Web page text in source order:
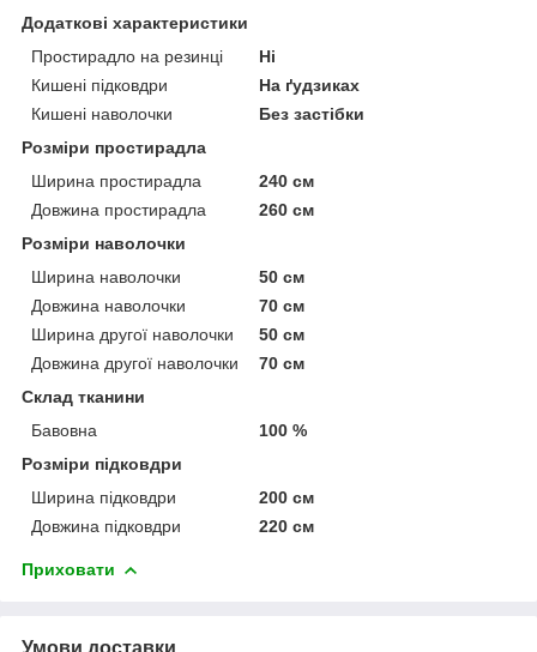
Додаткові характеристики
Простирадло на резинці
Ні
Кишені підковдри
На ґудзиках
Кишені наволочки
Без застібки
Розміри простирадла
Ширина простирадла
240 см
Довжина простирадла
260 см
Розміри наволочки
Ширина наволочки
50 см
Довжина наволочки
70 см
Ширина другої наволочки
50 см
Довжина другої наволочки
70 см
Склад тканини
Бавовна
100 %
Розміри підковдри
Ширина підковдри
200 см
Довжина підковдри
220 см
Приховати
Умови доставки